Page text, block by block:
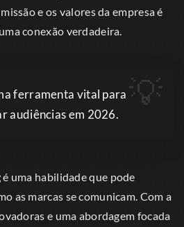
e os valores da empresa é
conexão verdadeira.
ferramenta vital para
audiências em 2026.
é uma habilidade que pode
as marcas se comunicam. Com a
e uma abordagem focada